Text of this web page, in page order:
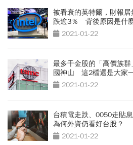
被看衰的英特爾，財報
跌逾3％ 背後原因是什
2021-01-22
最多千金股的「高價族
國神山 這2檔還是大家
2021-01-22
台積電走跌、0050走貼
為何外資仍看好台股？
2021-01-22